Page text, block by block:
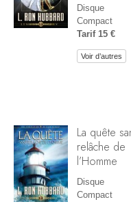
Disque
Compact
Tarif 15 €
Voir d’autres
La quête
relâche de
l’Homme
Disque
Compact